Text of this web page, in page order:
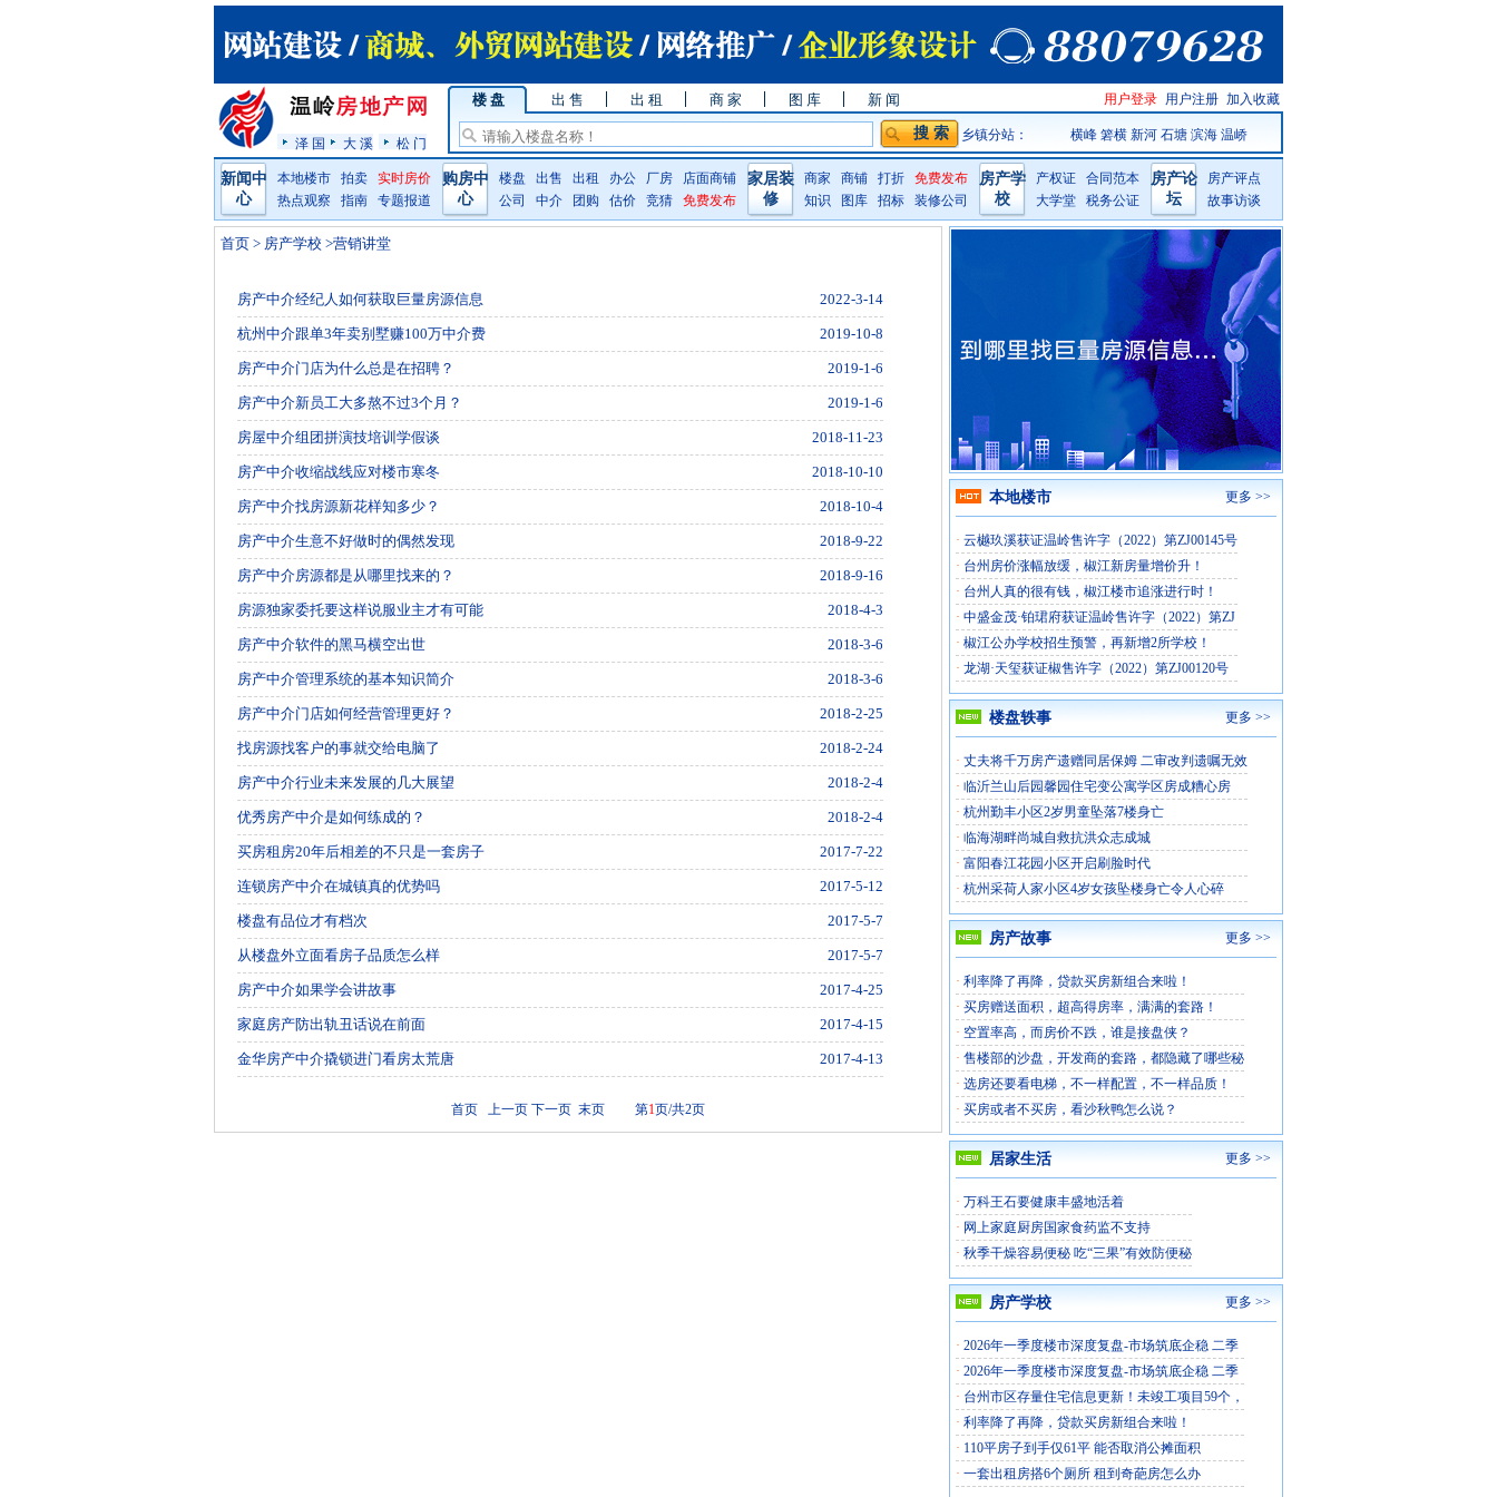
泽 国 大 溪 松 门
楼 盘 出 售 出 租 商 家 图 库 新 闻 加入收藏
用户注册
用户登录
网手机版
乡镇分站： 横峰 箬横 新河 石塘 滨海 温峤
新闻中
心
本地楼市 拍卖
实时房价
热点观察
指南 专题报道
购房中
心
楼盘 出售 出租 办公 厂房
店面商铺
公司
中介 团购 估价 竞猜 免费发布
家居装
修
商家 商铺 打折
免费发布
知识
图库 招标 装修公司
房产学
校
产权证
合同范本
大学堂
税务公证
房产论
坛
房产评点
故事访谈
首页 > 房产学校 >营销讲堂
房产中介经纪人如何获取巨量房源信息 2022-3-14
杭州中介跟单3年卖别墅赚100万中介费 2019-10-8
房产中介门店为什么总是在招聘？ 2019-1-6
房产中介新员工大多熬不过3个月？ 2019-1-6
房屋中介组团拼演技培训学假谈 2018-11-23
房产中介收缩战线应对楼市寒冬 2018-10-10
房产中介找房源新花样知多少？ 2018-10-4
房产中介生意不好做时的偶然发现 2018-9-22
房产中介房源都是从哪里找来的？ 2018-9-16
房源独家委托要这样说服业主才有可能 2018-4-3
房产中介软件的黑马横空出世 2018-3-6
房产中介管理系统的基本知识简介 2018-3-6
房产中介门店如何经营管理更好？ 2018-2-25
找房源找客户的事就交给电脑了 2018-2-24
房产中介行业未来发展的几大展望 2018-2-4
优秀房产中介是如何练成的？ 2018-2-4
买房租房20年后相差的不只是一套房子 2017-7-22
连锁房产中介在城镇真的优势吗 2017-5-12
楼盘有品位才有档次 2017-5-7
从楼盘外立面看房子品质怎么样 2017-5-7
房产中介如果学会讲故事 2017-4-25
家庭房产防出轨丑话说在前面 2017-4-15
金华房产中介撬锁进门看房太荒唐 2017-4-13
首页 上一页 下一页 末页 第1页/共2页
本地楼市 更多 >>
· 云樾玖溪获证温岭售许字（2022）第ZJ00145号
· 台州房价涨幅放缓，椒江新房量增价升！
· 台州人真的很有钱，椒江楼市追涨进行时！
· 中盛金茂·铂珺府获证温岭售许字（2022）第ZJ
· 椒江公办学校招生预警，再新增2所学校！
· 龙湖·天玺获证椒售许字（2022）第ZJ00120号
楼盘轶事 更多 >>
· 丈夫将千万房产遗赠同居保姆 二审改判遗嘱无效
· 临沂兰山后园馨园住宅变公寓学区房成糟心房
· 杭州勤丰小区2岁男童坠落7楼身亡
· 临海湖畔尚城自救抗洪众志成城
· 富阳春江花园小区开启刷脸时代
· 杭州采荷人家小区4岁女孩坠楼身亡令人心碎
房产故事 更多 >>
· 利率降了再降，贷款买房新组合来啦！
· 买房赠送面积，超高得房率，满满的套路！
· 空置率高，而房价不跌，谁是接盘侠？
· 售楼部的沙盘，开发商的套路，都隐藏了哪些秘
· 选房还要看电梯，不一样配置，不一样品质！
· 买房或者不买房，看沙秋鸭怎么说？
居家生活 更多 >>
· 万科王石要健康丰盛地活着
· 网上家庭厨房国家食药监不支持
· 秋季干燥容易便秘 吃“三果”有效防便秘
房产学校 更多 >>
· 2026年一季度楼市深度复盘-市场筑底企稳 二季
· 2026年一季度楼市深度复盘-市场筑底企稳 二季
· 台州市区存量住宅信息更新！未竣工项目59个，
· 利率降了再降，贷款买房新组合来啦！
· 110平房子到手仅61平 能否取消公摊面积
· 一套出租房搭6个厕所 租到奇葩房怎么办